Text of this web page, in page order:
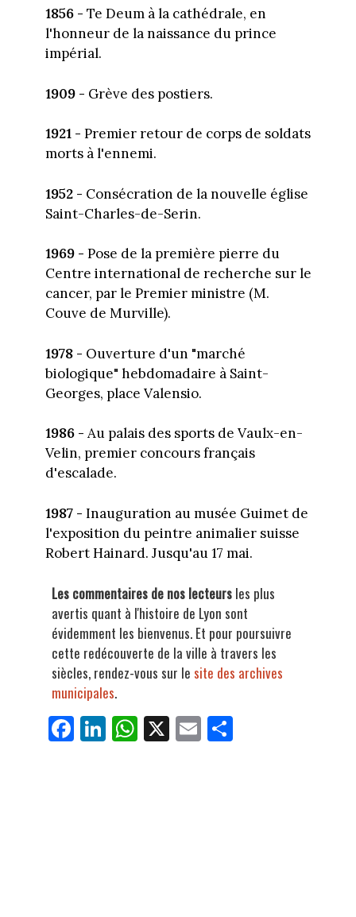
1856 - Te Deum à la cathédrale, en
l'honneur de la naissance du prince
impérial.
1909 - Grève des postiers.
1921 - Premier retour de corps de soldats
morts à l'ennemi.
1952 - Consécration de la nouvelle église
Saint-Charles-de-Serin.
1969 - Pose de la première pierre du
Centre international de recherche sur le
cancer, par le Premier ministre (M.
Couve de Murville).
1978 - Ouverture d'un "marché
biologique" hebdomadaire à Saint-
Georges, place Valensio.
1986 - Au palais des sports de Vaulx-en-
Velin, premier concours français
d'escalade.
1987 - Inauguration au musée Guimet de
l'exposition du peintre animalier suisse
Robert Hainard. Jusqu'au 17 mai.
Les commentaires de nos lecteurs les plus
avertis quant à l'histoire de Lyon sont
évidemment les bienvenus. Et pour poursuivre
cette redécouverte de la ville à travers les
siècles, rendez-vous sur le site des archives
municipales.
Fa
ce
Li
nk
W
ha
X E
m
Pa